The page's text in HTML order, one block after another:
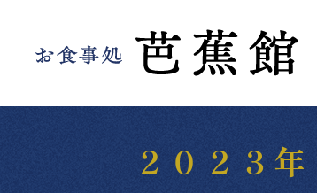
２０２３